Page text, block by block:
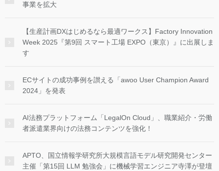
事業を拡大
【生産計画DXはじめるなら最適ワークス】Factory Innovation
Week 2025『第9回 スマート工場 EXPO（東京）』に出展しま
す
ECサイトの成功事例を讃える「awoo User Champion Award
2024」を発表
AI法務プラットフォーム「LegalOn Cloud」、職業紹介・労働
者派遣業界向けの法務コンテンツを強化！
APTO、国立情報学研究所大規模言語モデル研究開発センター
主催「第15回 LLM 勉強会」に機械学習エンジニア寺澤が登壇